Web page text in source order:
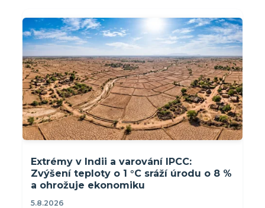
Extrémy v Indii a varování IPCC:
Zvýšení teploty o 1 °C sráží úrodu o 8 %
a ohrožuje ekonomiku
5.8.2026